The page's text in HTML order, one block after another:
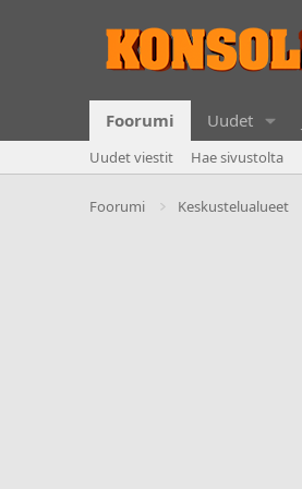
Foorumi Uudet
Uudet viestit Hae sivustolta
Foorumi Keskustelualueet